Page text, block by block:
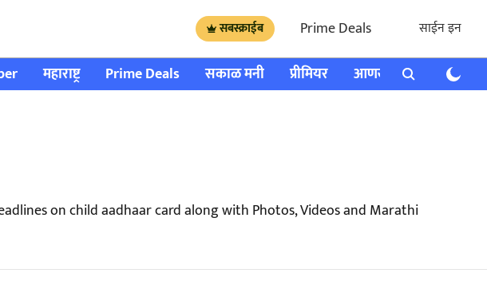
सबस्क्राईब Prime Deals साईन इन
महाराष्ट्र Prime Deals सकाळ मनी प्रीमियर आणखी राशी भविष्य
on child aadhaar card along with Photos, Videos and Marathi